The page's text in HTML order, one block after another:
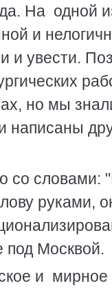
На одной
и
и увести.
но мы
написаны
со словами:
руками,
под Москвой.
и мирное